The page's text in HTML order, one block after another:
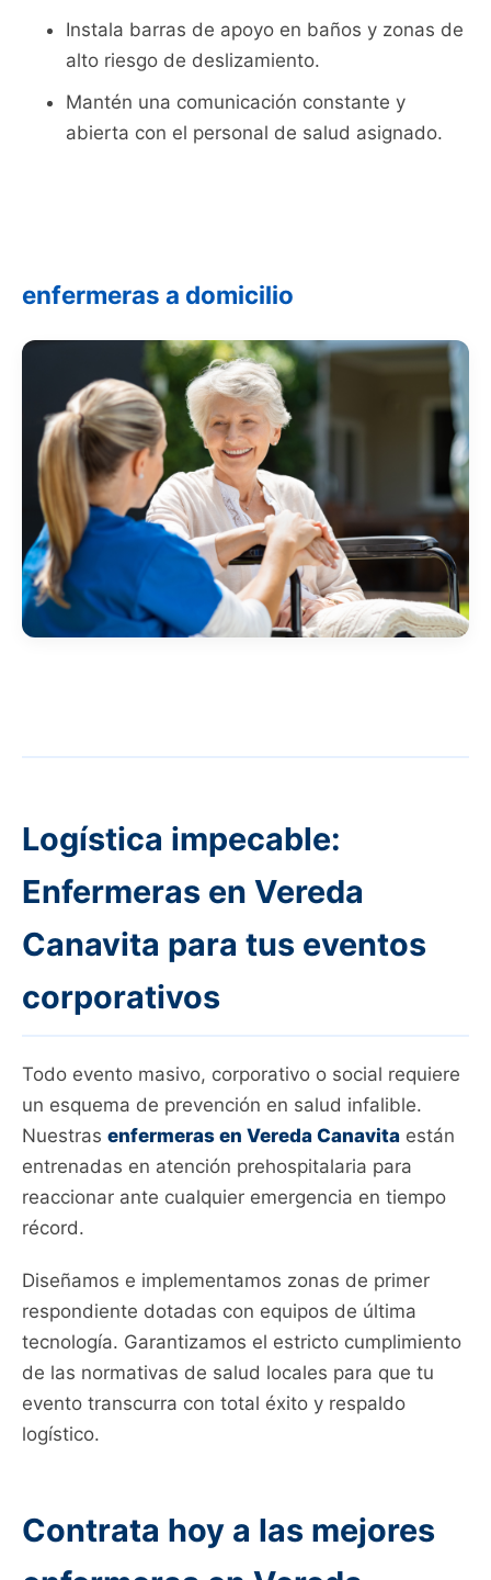
Instala barras de apoyo en baños y zonas de
alto riesgo de deslizamiento.
Mantén una comunicación constante y
abierta con el personal de salud asignado.
enfermeras a domicilio
Logística impecable:
Enfermeras en Vereda
Canavita para tus eventos
corporativos
Todo evento masivo, corporativo o social requiere
un esquema de prevención en salud infalible.
Nuestras enfermeras en Vereda Canavita están
entrenadas en atención prehospitalaria para
reaccionar ante cualquier emergencia en tiempo
récord.
Diseñamos e implementamos zonas de primer
respondiente dotadas con equipos de última
tecnología. Garantizamos el estricto cumplimiento
de las normativas de salud locales para que tu
evento transcurra con total éxito y respaldo
logístico.
Contrata hoy a las mejores